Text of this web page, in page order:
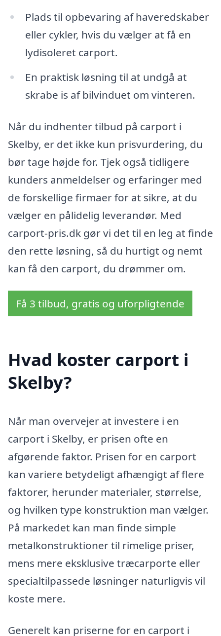
Plads til opbevaring af haveredskaber
eller cykler, hvis du vælger at få en
lydisoleret carport.
En praktisk løsning til at undgå at
skrabe is af bilvinduet om vinteren.
Når du indhenter tilbud på carport i
Skelby, er det ikke kun prisvurdering, du
bør tage højde for. Tjek også tidligere
kunders anmeldelser og erfaringer med
de forskellige firmaer for at sikre, at du
vælger en pålidelig leverandør. Med
carport-pris.dk gør vi det til en leg at finde
den rette løsning, så du hurtigt og nemt
kan få den carport, du drømmer om.
Få 3 tilbud, gratis og uforpligtende
Hvad koster carport i
Skelby?
Når man overvejer at investere i en
carport i Skelby, er prisen ofte en
afgørende faktor. Prisen for en carport
kan variere betydeligt afhængigt af flere
faktorer, herunder materialer, størrelse,
og hvilken type konstruktion man vælger.
På markedet kan man finde simple
metalkonstruktioner til rimelige priser,
mens mere eksklusive træcarporte eller
specialtilpassede løsninger naturligvis vil
koste mere.
Generelt kan priserne for en carport i